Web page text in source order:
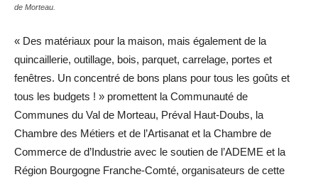
de Morteau.
« Des matériaux pour la maison, mais également de la
quincaillerie, outillage, bois, parquet, carrelage, portes et
fenêtres. Un concentré de bons plans pour tous les goûts et
tous les budgets ! » promettent la Communauté de
Communes du Val de Morteau, Préval Haut-Doubs, la
Chambre des Métiers et de l’Artisanat et la Chambre de
Commerce de d’Industrie avec le soutien de l’ADEME et la
Région Bourgogne Franche-Comté, organisateurs de cette